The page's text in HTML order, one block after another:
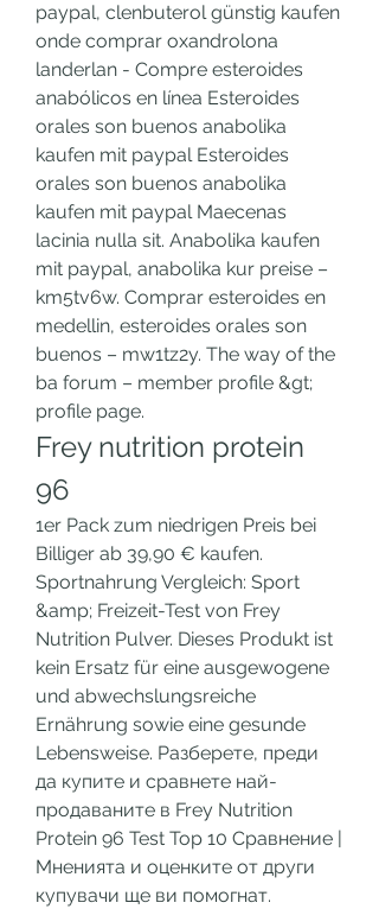
paypal, clenbuterol günstig kaufen
onde comprar oxandrolona
landerlan - Compre esteroides
anabólicos en línea Esteroides
orales son buenos anabolika
kaufen mit paypal Esteroides
orales son buenos anabolika
kaufen mit paypal Maecenas
lacinia nulla sit. Anabolika kaufen
mit paypal, anabolika kur preise –
km5tv6w. Comprar esteroides en
medellin, esteroides orales son
buenos – mw1tz2y. The way of the
ba forum – member profile &gt;
profile page.
Frey nutrition protein
96
1er Pack zum niedrigen Preis bei
Billiger ab 39,90 € kaufen.
Sportnahrung Vergleich: Sport
&amp; Freizeit-Test von Frey
Nutrition Pulver. Dieses Produkt ist
kein Ersatz für eine ausgewogene
und abwechslungsreiche
Ernährung sowie eine gesunde
Lebensweise. Разберете, преди
да купите и сравнете най-
продаваните в Frey Nutrition
Protein 96 Test Top 10 Сравнение |
Мненията и оценките от други
купувачи ще ви помогнат.